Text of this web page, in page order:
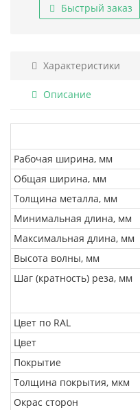
Быстрый заказ
Характеристики
Описание
Рабочая ширина, мм
Общая ширина, мм
Толщина металла, мм
Минимальная длина, мм
Максимальная длина, мм
Высота волны, мм
Шаг (кратность) реза, мм
Цвет по RAL
Цвет
Покрытие
Толщина покрытия, мкм
Окрас сторон